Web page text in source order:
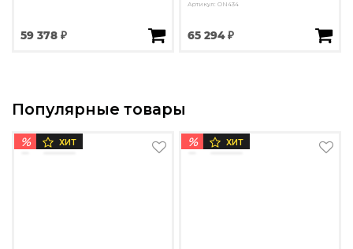
59 378 ₽
Артикул: ON434
65 294 ₽
Популярные товары
% ХИТ % ХИТ